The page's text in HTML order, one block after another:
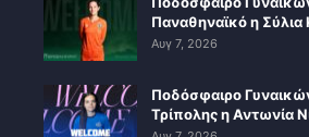
Παναθηναϊκό η Σύλια
Αυγ 7, 2026
Ποδόσφαιρο
Τρίπολης η Αντωνία